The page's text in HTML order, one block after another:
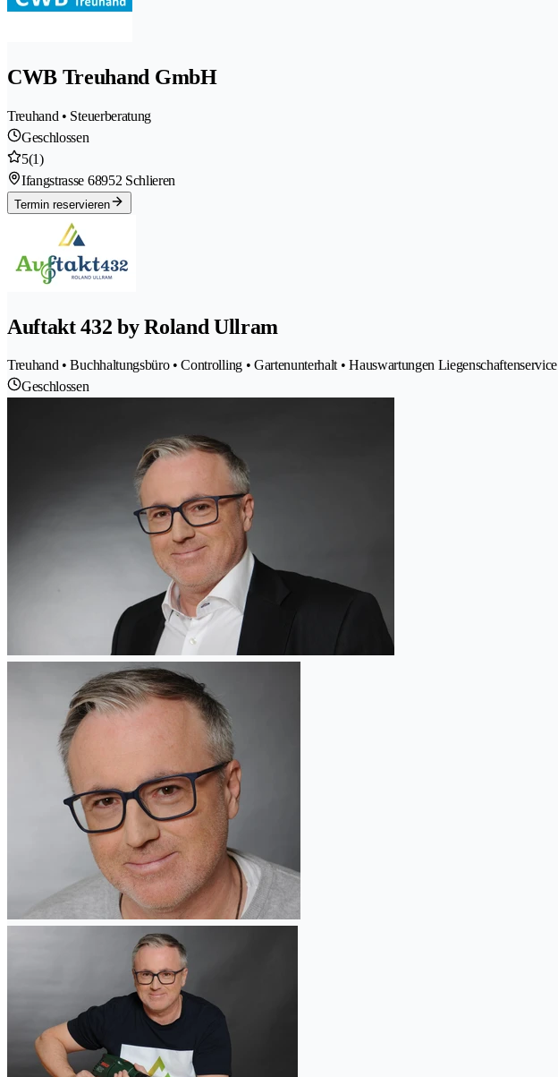
CWB Treuhand GmbH
Treuhand • Steuerberatung
Geschlossen
5(1)
Ifangstrasse 68952 Schlieren
Termin reservieren
Auftakt 432 by Roland Ullram
Treuhand • Buchhaltungsbüro • Controlling • Gartenunterhalt • Hauswartungen Liegenschaftenservice
Geschlossen